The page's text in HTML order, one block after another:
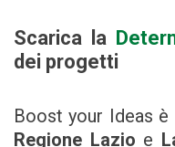
Scarica la
dei progetti
Boost your Ideas
Regione Lazio e